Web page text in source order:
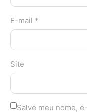
E-mail *
Site
Salve meu nome,